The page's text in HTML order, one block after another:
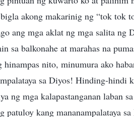
akong makarinig ng “tok tok
ang mga aklat ng mga salita ng
sa balkonahe at marahas na
hinampas nito, minumura ako
sa Diyos! Hinding-hindi
ng mga kalapastanganan laban
patuloy kang mananampalataya